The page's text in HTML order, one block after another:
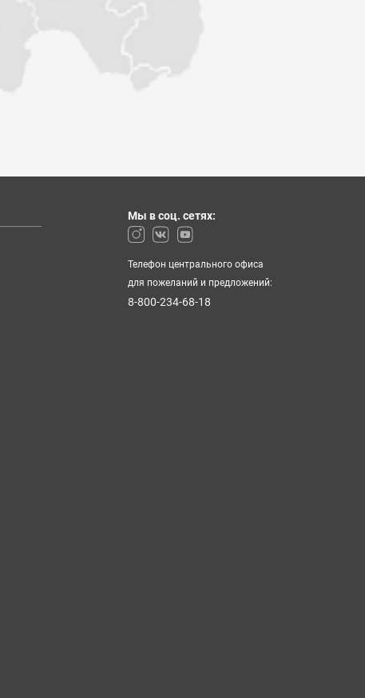
Мы в соц. сетях:
Телефон центрального офиса
для пожеланий и предложений:
8-800-234-68-18